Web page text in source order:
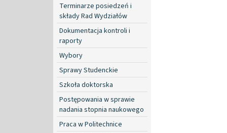
Terminarze posiedzeń i
składy Rad Wydziałów
Dokumentacja kontroli i
raporty
Wybory
Sprawy Studenckie
Szkoła doktorska
Postępowania w sprawie
nadania stopnia naukowego
Praca w Politechnice